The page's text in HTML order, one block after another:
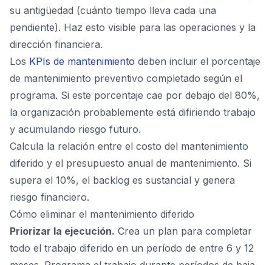
su antigüedad (cuánto tiempo lleva cada una
pendiente). Haz esto visible para las operaciones y la
dirección financiera.
Los KPIs de mantenimiento deben incluir el porcentaje
de mantenimiento preventivo completado según el
programa. Si este porcentaje cae por debajo del 80%,
la organización probablemente está difiriendo trabajo
y acumulando riesgo futuro.
Calcula la relación entre el costo del mantenimiento
diferido y el presupuesto anual de mantenimiento. Si
supera el 10%, el backlog es sustancial y genera
riesgo financiero.
Cómo eliminar el mantenimiento diferido
Priorizar la ejecución. Crea un plan para completar
todo el trabajo diferido en un período de entre 6 y 12